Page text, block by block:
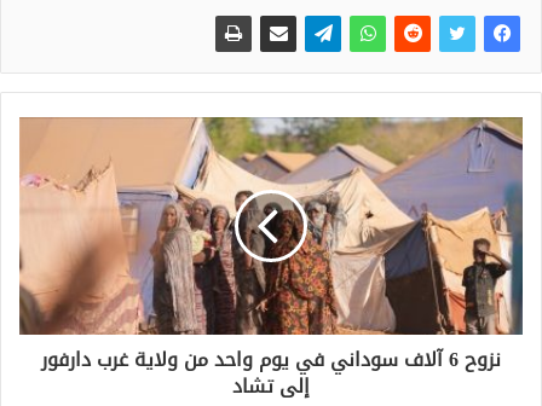
نزوح 6 آلاف سوداني في يوم واحد من ولاية غرب دارفور
إلى تشاد